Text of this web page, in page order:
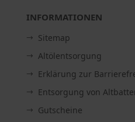
INFORMATIONEN
Sitemap
Altölentsorgung
Erklärung zur
Entsorgung von
Gutscheine